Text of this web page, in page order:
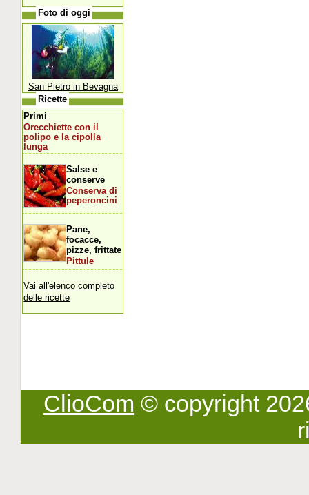
Foto di oggi
San Pietro in Bevagna
Ricette
Primi
Orecchiette con il
polipo e la cipolla
lunga
Salse e
conserve
Conserva di
peperoncini
Pane,
focacce,
pizze, frittate
Pittule
Vai all'elenco completo
delle ricette
ClioCom © copyright